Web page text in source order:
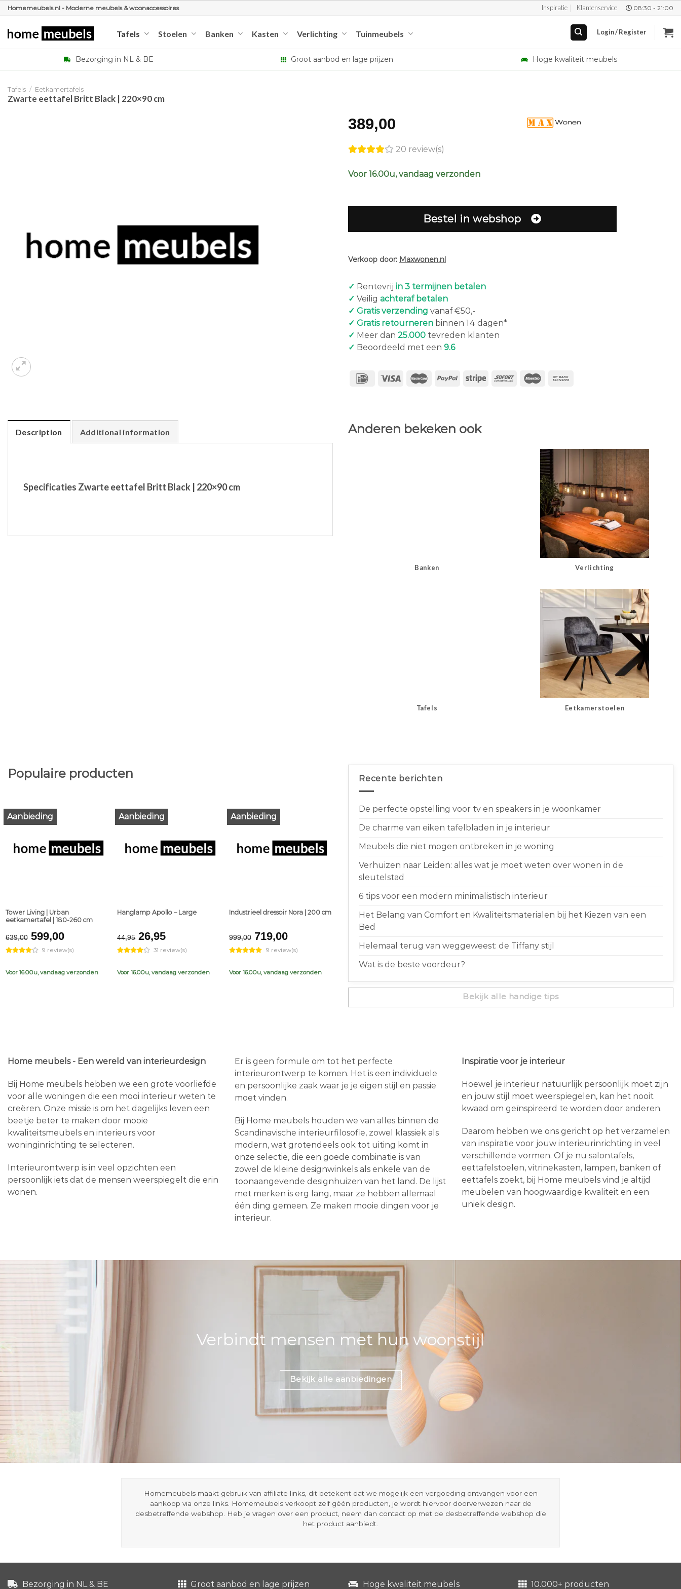
Ga
inhoud
Homemeubels.nl - Moderne meubels & woonaccessoires Inspiratie Klantenservice 08:30 - 21:00
Tafels Stoelen Banken Kasten Verlichting Tuinmeubels Login / Register
Bezorging in NL & BE Groot aanbod en lage prijzen Hoge kwaliteit meubels
Tafels / Eetkamertafels
Zwarte eettafel Britt Black | 220×90 cm
389,00
20 review(s)
Voor 16.00u, vandaag verzonden
Bestel in webshop
Verkoop door: Maxwonen.nl
✓ Rentevrij in 3 termijnen betalen
✓ Veilig achteraf betalen
✓ Gratis verzending vanaf €50,-
✓ Gratis retourneren binnen 14 dagen*
✓ Meer dan 25.000 tevreden klanten
✓ Beoordeeld met een 9.6
Description Additional information
Specificaties Zwarte eettafel Britt Black | 220×90 cm
Anderen bekeken ook
Banken Verlichting
Tafels Eetkamerstoelen
Populaire producten
Aanbieding
Tower Living | Urban
eetkamertafel | 180-260 cm
639,00 Original
price
was:
€639,00.
599,00Current
price
is:
€599,00.
9 review(s)
Voor 16.00u, vandaag verzonden
Aanbieding
Hanglamp Apollo – Large
44,95 Original
price
was:
€44,95.
26,95Current
price
is:
€26,95.
31 review(s)
Voor 16.00u, vandaag verzonden
Aanbieding
Industrieel dressoir Nora | 200 cm
999,00 Original
price
was:
€999,00.
719,00Current
price
is:
€719,00.
9 review(s)
Voor 16.00u, vandaag verzonden
Recente berichten
De perfecte opstelling voor tv en speakers in je woonkamer
De charme van eiken tafelbladen in je interieur
Meubels die niet mogen ontbreken in je woning
Verhuizen naar Leiden: alles wat je moet weten over wonen in de
sleutelstad
6 tips voor een modern minimalistisch interieur
Het Belang van Comfort en Kwaliteitsmaterialen bij het Kiezen van een
Bed
Helemaal terug van weggeweest: de Tiffany stijl
Wat is de beste voordeur?
Bekijk alle handige tips
Home meubels - Een wereld van interieurdesign
Bij Home meubels hebben we een grote voorliefde
voor alle woningen die een mooi interieur weten te
creëren. Onze missie is om het dagelijks leven een
beetje beter te maken door mooie
kwaliteitsmeubels en interieurs voor
woninginrichting te selecteren.
Interieurontwerp is in veel opzichten een
persoonlijk iets dat de mensen weerspiegelt die erin
wonen.
Er is geen formule om tot het perfecte
interieurontwerp te komen. Het is een individuele
en persoonlijke zaak waar je je eigen stijl en passie
moet vinden.
Bij Home meubels houden we van alles binnen de
Scandinavische interieurfilosofie, zowel klassiek als
modern, wat grotendeels ook tot uiting komt in
onze selectie, die een goede combinatie is van
zowel de kleine designwinkels als enkele van de
toonaangevende designhuizen van het land. De lijst
met merken is erg lang, maar ze hebben allemaal
één ding gemeen. Ze maken mooie dingen voor je
interieur.
Inspiratie voor je interieur
Hoewel je interieur natuurlijk persoonlijk moet zijn
en jouw stijl moet weerspiegelen, kan het nooit
kwaad om geïnspireerd te worden door anderen.
Daarom hebben we ons gericht op het verzamelen
van inspiratie voor jouw interieurinrichting in veel
verschillende vormen. Of je nu salontafels,
eettafelstoelen, vitrinekasten, lampen, banken of
eettafels zoekt, bij Home meubels vind je altijd
meubelen van hoogwaardige kwaliteit en een
uniek design.
Verbindt mensen met hun woonstijl
Bekijk alle aanbiedingen
Homemeubels maakt gebruik van affiliate links, dit betekent dat we mogelijk een vergoeding ontvangen voor een
aankoop via onze links. Homemeubels verkoopt zelf géén producten, je wordt hiervoor doorverwezen naar de
desbetreffende webshop. Heb je vragen over een product, neem dan contact op met de desbetreffende webshop die
het product aanbiedt.
Bezorging in NL & BE Groot aanbod en lage prijzen Hoge kwaliteit meubels 10.000+ producten